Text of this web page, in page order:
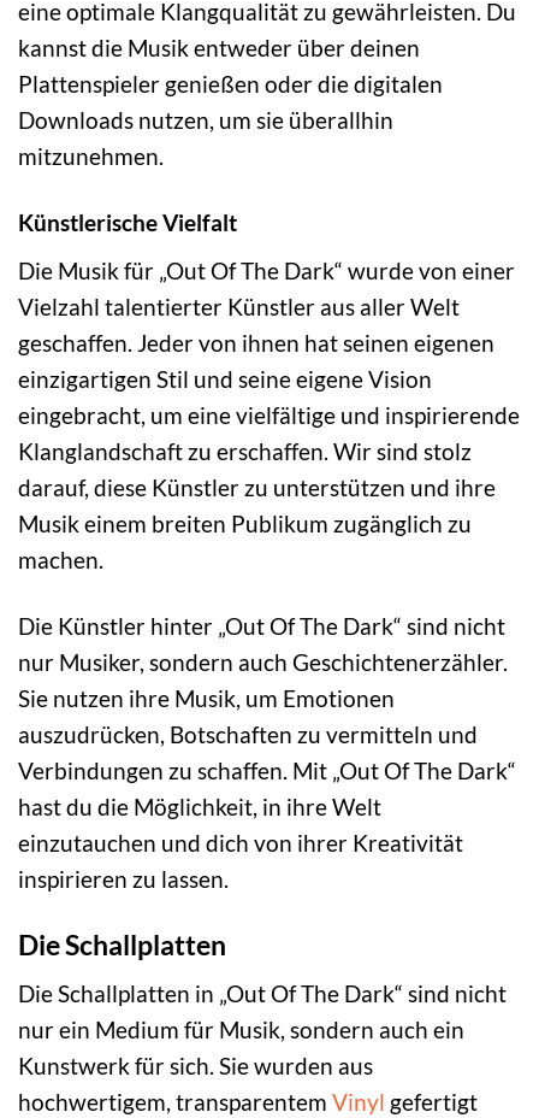
eine optimale Klangqualität zu gewährleisten. Du
kannst die Musik entweder über deinen
Plattenspieler genießen oder die digitalen
Downloads nutzen, um sie überallhin
mitzunehmen.
Künstlerische Vielfalt
Die Musik für „Out Of The Dark“ wurde von einer
Vielzahl talentierter Künstler aus aller Welt
geschaffen. Jeder von ihnen hat seinen eigenen
einzigartigen Stil und seine eigene Vision
eingebracht, um eine vielfältige und inspirierende
Klanglandschaft zu erschaffen. Wir sind stolz
darauf, diese Künstler zu unterstützen und ihre
Musik einem breiten Publikum zugänglich zu
machen.
Die Künstler hinter „Out Of The Dark“ sind nicht
nur Musiker, sondern auch Geschichtenerzähler.
Sie nutzen ihre Musik, um Emotionen
auszudrücken, Botschaften zu vermitteln und
Verbindungen zu schaffen. Mit „Out Of The Dark“
hast du die Möglichkeit, in ihre Welt
einzutauchen und dich von ihrer Kreativität
inspirieren zu lassen.
Die Schallplatten
Die Schallplatten in „Out Of The Dark“ sind nicht
nur ein Medium für Musik, sondern auch ein
Kunstwerk für sich. Sie wurden aus
hochwertigem, transparentem Vinyl gefertigt